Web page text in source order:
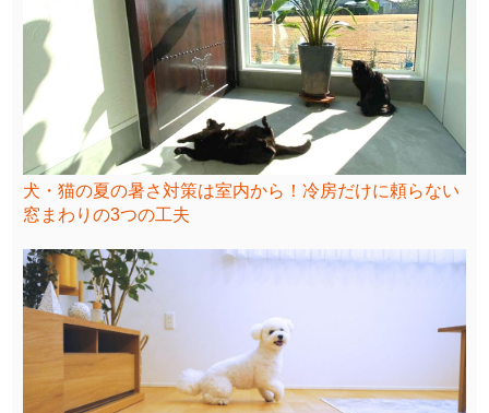
犬・猫の夏の暑さ対策は室内から！冷房だけに頼らない
窓まわりの3つの工夫